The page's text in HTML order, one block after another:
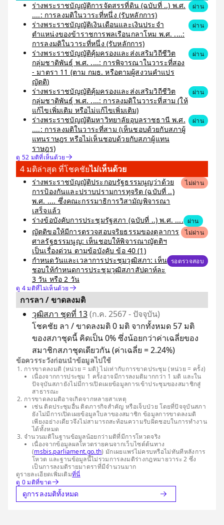
ร่างพระราชบัญญัติการจัดสรรที่ดิน (ฉบับที่ ..) พ.ศ.
....: การลงมติในวาระที่หนึ่ง (รับหลักการ)
ผ่าน
ร่างพระราชบัญญัติเงินเดือนและเงินประจำ
ตำแหน่งของข้าราชการพลเรือนกลาโหม พ.ศ. ....:
การลงมติในวาระที่หนึ่ง (รับหลักการ)
ผ่าน
ร่างพระราชบัญญัติคุ้มครองและส่งเสริมวิถีชีวิต
กลุ่มชาติพันธุ์ พ.ศ. ....: การพิจารณาในวาระที่สอง
- มาตรา 11 (ตาม กมธ. หรือตามผู้สงวนคำแปร
ญัตติ)
ผ่าน
ร่างพระราชบัญญัติคุ้มครองและส่งเสริมวิถีชีวิต
กลุ่มชาติพันธุ์ พ.ศ. ....: การลงมติในวาระที่สาม (ให้
แก้ไขเพิ่มเติม หรือไม่แก้ไขเพิ่มเติม)
ผ่าน
ร่างพระราชบัญญัติมหาวิทยาลัยอุบลราชธานี พ.ศ.
....: การลงมติในวาระที่สาม (เห็นชอบด้วยกับสภาผู้
แทนราษฎร หรือไม่เห็นชอบด้วยกับสภาผู้แทน
ราษฎร)
ผ่าน
ดู 52 มติที่เห็นด้วย
4 มติล่าสุด ที่โชคชัยไม่เห็นด้วย
ร่างพระราชบัญญัติประกอบรัฐธรรมนูญว่าด้วย
การป้องกันและปราบปรามการทุจริต (ฉบับที่ ..)
พ.ศ. .... ซึ่งคณะกรรมาธิการวิสามัญพิจารณา
เสร็จแล้ว
ไม่ผ่าน
ร่างข้อบังคับการประชุมรัฐสภา (ฉบับที่ ..) พ.ศ. .... ผ่าน
ญัตติขอให้มีการตรวจสอบจริยธรรมของตุลาการ
ศาลรัฐธรรมนูญ: เห็นชอบให้พิจารณาญัตติฯ
เป็นเรื่องด่วน ตามข้อบังคับ ข้อ 40 (1)
ไม่ผ่าน
กำหนดวันและเวลาการประชุมวุฒิสภา: เห็น
ชอบให้กำหนดการประชุมวุฒิสภาสัปดาห์ละ
3 วัน หรือ 2 วัน
รอตรวจสอบ
ดู 4 มติที่ไม่เห็นด้วย
การลา / ขาดลงมติ
วุฒิสภา ชุดที่ 13(ก.ค. 2567 - ปัจจุบัน)
โชคชัย ลา / ขาดลงมติ 0 มติ จากทั้งหมด 57 มติ
ของสภาชุดนี้ คิดเป็น 0% ซึ่งน้อยกว่าค่าเฉลี่ยของ
สมาชิกสภาชุดเดียวกัน (ค่าเฉลี่ย = 2.24%)
ข้อควรระวังก่อนนำข้อมูลไปใช้
การขาดลงมติ (หน่วย = มติ) ไม่เท่ากับการขาดประชุม (หน่วย = ครั้ง)
เนื่องจากการประชุม 1 ครั้งอาจมีการลงมติมากกว่า 1 มติ และใน
ปัจจุบันสภายังไม่มีการเปิดเผยข้อมูลการเข้าประชุมของสมาชิกสู่
สาธารณะ
การขาดลงมติอาจเกิดจากหลายสาเหตุ
เช่น ติดประชุมอื่น ติดภารกิจสำคัญ หรือเจ็บป่วย โดยที่ปัจจุบันสภา
ยังไม่มีการเปิดเผยข้อมูลใบลาของสมาชิก ข้อมูลการขาดลงมติ
เพียงอย่างเดียวจึงไม่สามารถสะท้อนความรับผิดชอบในการทำงาน
ได้ทั้งหมด
จำนวนมติในฐานข้อมูลน้อยกว่ามติที่มีการโหวตจริง
เนื่องจากข้อมูลผลโหวตรายคนจากเว็บไซต์ต้นทาง
(msbis.parliament.go.th) มักเผยแพร่ไม่ครบหรือไม่ทันทีหลังการ
โหวต และฐานข้อมูลนี้ไม่รวมการลงมติร่างกฎหมายวาระ 2 ซึ่ง
เป็นการลงมติรายมาตราที่มีจำนวนมาก
ดูรายละเอียดเพิ่มเติมที่นี่
ดู 0 มติที่ขาด
ดูการลงมติทั้งหมด